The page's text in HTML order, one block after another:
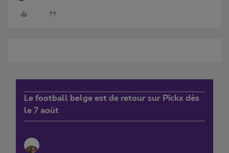
Le football belge est de retour sur Pickx dès
le 7 août